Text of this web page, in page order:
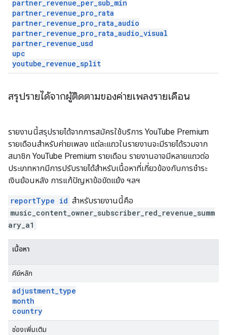
partner_revenue_per_sub_min
partner_revenue_pro_rata
partner_revenue_pro_rata_audio
partner_revenue_pro_rata_audio_visual
partner_revenue_usd
upc
youtube_revenue_split
สรุปรายได้จากผู้ติดตามของค่ายเพลงรายเดือน
รายงานนี้สรุปรายได้จากการสมัครใช้บริการ YouTube Premium
รายเดือนสำหรับค่ายเพลง แต่ละแถวในรายงานจะมีรายได้รวมจาก
สมาชิก YouTube Premium รายเดือน รายงานอาจมีหลายแถวต่อ
ประเภทหากมีการปรับรายได้สำหรับเนื้อหาที่เกี่ยวข้องกับการชำระ
เงินย้อนหลัง การแก้ปัญหาข้อขัดแย้ง ฯลฯ
reportType id สำหรับรายงานนี้คือ
music_content_owner_subscriber_red_revenue_summ
ary_a1
เนื้อหา
คีย์หลัก
adjustment_type
month
country
ช่องเพิ่มเติม